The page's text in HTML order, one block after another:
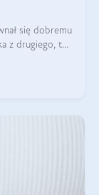
się dobremu
z drugiego, to